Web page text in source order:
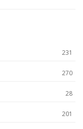
231
270
28
201